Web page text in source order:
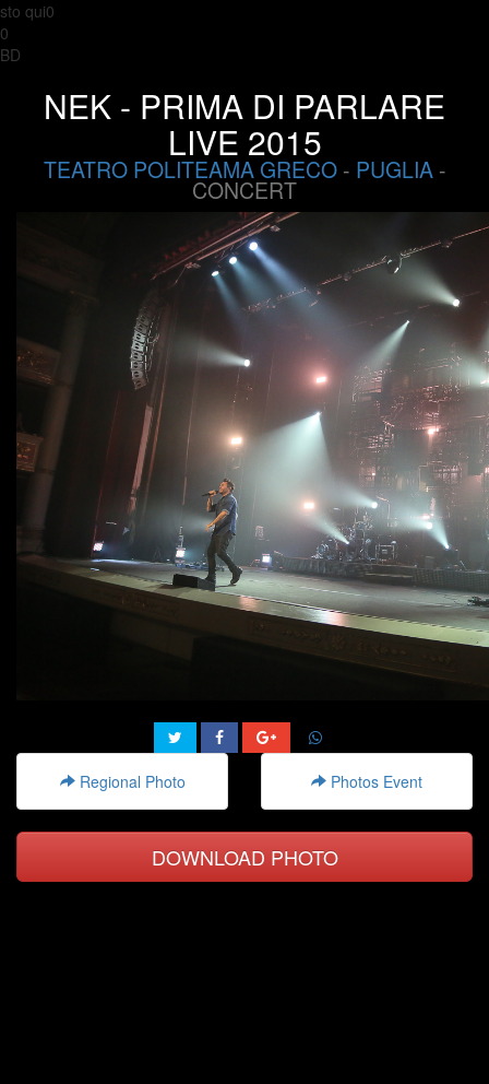
sto qui0
0
BD
NEK - PRIMA DI PARLARE
LIVE 2015
TEATRO POLITEAMA GRECO- PUGLIA-
CONCERT
Regional Photo Photos Event
DOWNLOAD PHOTO